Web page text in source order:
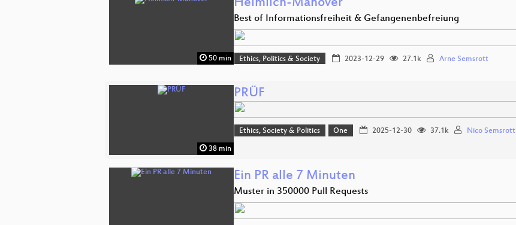
50 min
Heimlich-Manöver
Best of Informationsfreiheit & Gefangenenbefreiung
Ethics, Politics & Society 2023-12-29 27.1k Arne Semsrott
38 min
PRÜF
Ethics, Society & Politics One 2025-12-30 37.1k Nico Semsrott
Ein PR alle 7 Minuten
Muster in 350000 Pull Requests